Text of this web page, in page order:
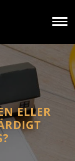
ELLER